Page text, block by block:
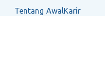
Tentang AwalKarir